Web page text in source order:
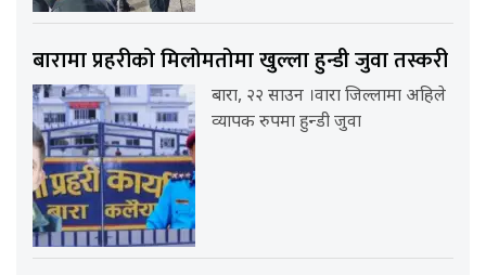
बारामा प्रहरीको मिलोमतोमा खुल्ला हुन्डी जुवा तस्करी
बारा, २२ साउन ।वारा जिल्लामा अहिले
व्यापक रुपमा हुन्डी जुवा